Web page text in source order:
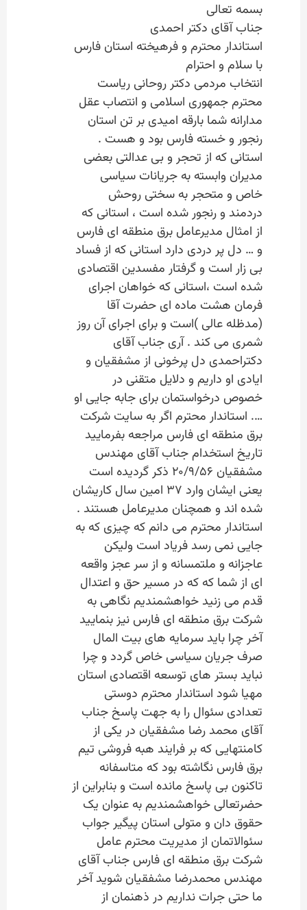
بسمه تعالی
جناب آقای دکتر احمدی
استاندار محترم و فرهیخته استان فارس
با سلام و احترام
انتخاب مردمی دکتر روحانی ریاست
محترم جمهوری اسلامی و انتصاب عقل
مدارانه شما بارقه امیدی بر تن استان
رنجور و خسته فارس بود و هست .
استانی که از تحجر و بی عدالتی بعضی
مدیران وابسته به جریانات سیاسی
خاص و متحجر به سختی روحش
دردمند و رنجور شده است ، استانی که
از امثال مدیرعامل برق منطقه ای فارس
و … دل پر دردی دارد استانی که از فساد
بی زار است و گرفتار مفسدین اقتصادی
شده است ،استانی که خواهان اجرای
فرمان هشت ماده ای حضرت آقا
(مدظله عالی )است و برای اجرای آن روز
شمری می کند . آری جناب آقای
دکتراحمدی دل پرخونی از مشفقیان و
ایادی او داریم و دلایل متقنی در
خصوص درخواستمان برای جابه جایی او
…. استاندار محترم اگر به سایت شرکت
برق منطقه ای فارس مراجعه بفرمایید
تاریخ استخدام جناب آقای مهندس
مشفقیان ۲۰/۹/۵۶ ذکر گردیده است
یعنی ایشان وارد ۳۷ امین سال کاریشان
شده اند و همچنان مدیرعامل هستند .
استاندار محترم می دانم که چیزی که به
جایی نمی رسد فریاد است ولیکن
عاجزانه و ملتمسانه و از سر عجز واقعه
ای از شما که که در مسیر حق و اعتدال
قدم می زنید خواهشمندیم نگاهی به
شرکت برق منطقه ای فارس نیز بنمایید
آخر چرا باید سرمایه های بیت المال
صرف جریان سیاسی خاص گردد و چرا
نباید بستر های توسعه اقتصادی استان
مهیا شود استاندار محترم دوستی
تعدادی سئوال را به جهت پاسخ جناب
آقای محمد رضا مشفقیان در یکی از
کامنتهایی که بر فرایند هبه فروشی تیم
برق فارس نگاشته بود که متاسفانه
تاکنون بی پاسخ مانده است و بنابراین از
حضرتعالی خواهشمندیم به عنوان یک
حقوق دان و متولی استان پیگیر جواب
سئوالاتمان از مدیریت محترم عامل
شرکت برق منطقه ای فارس جناب آقای
مهندس محمدرضا مشفقیان شوید آخر
ما حتی جرات نداریم در ذهنمان از